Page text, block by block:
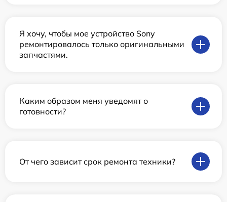
Я хочу, чтобы мое устройство Sony
ремонтировалось только оригинальными
запчастями.
Каким образом меня уведомят о
готовности?
От чего зависит срок ремонта техники?